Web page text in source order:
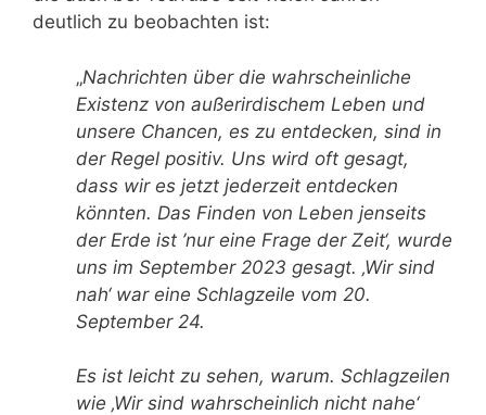
deutlich zu beobachten ist:
„Nachrichten über die wahrscheinliche
Existenz von außerirdischem Leben und
unsere Chancen, es zu entdecken, sind in
der Regel positiv. Uns wird oft gesagt,
dass wir es jetzt jederzeit entdecken
könnten. Das Finden von Leben jenseits
der Erde ist ’nur eine Frage der Zeit‘, wurde
uns im September 2023 gesagt. ‚Wir sind
nah‘ war eine Schlagzeile vom 20.
September 24.
Es ist leicht zu sehen, warum. Schlagzeilen
wie ‚Wir sind wahrscheinlich nicht nahe‘